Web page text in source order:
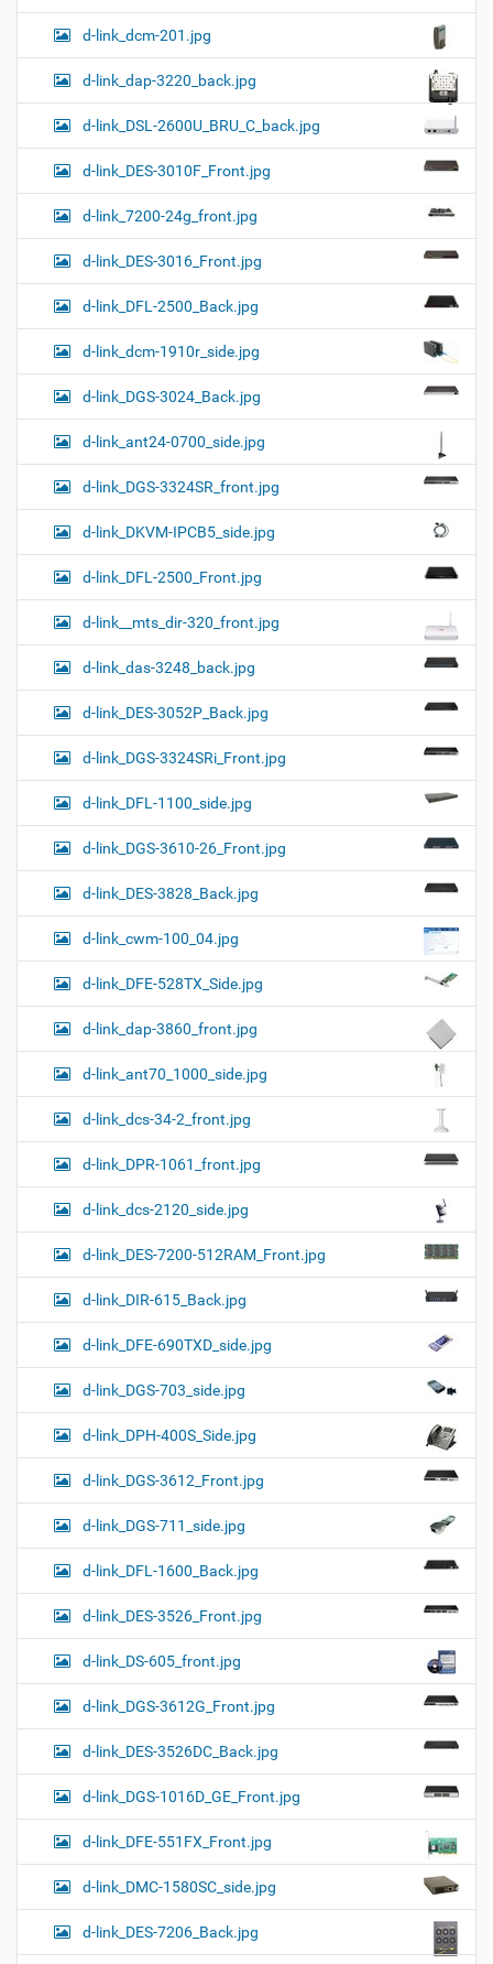
d-link_dcm-201.jpg
d-link_dap-3220_back.jpg
d-link_DSL-2600U_BRU_C_back.jpg
d-link_DES-3010F_Front.jpg
d-link_7200-24g_front.jpg
d-link_DES-3016_Front.jpg
d-link_DFL-2500_Back.jpg
d-link_dcm-1910r_side.jpg
d-link_DGS-3024_Back.jpg
d-link_ant24-0700_side.jpg
d-link_DGS-3324SR_front.jpg
d-link_DKVM-IPCB5_side.jpg
d-link_DFL-2500_Front.jpg
d-link__mts_dir-320_front.jpg
d-link_das-3248_back.jpg
d-link_DES-3052P_Back.jpg
d-link_DGS-3324SRi_Front.jpg
d-link_DFL-1100_side.jpg
d-link_DGS-3610-26_Front.jpg
d-link_DES-3828_Back.jpg
d-link_cwm-100_04.jpg
d-link_DFE-528TX_Side.jpg
d-link_dap-3860_front.jpg
d-link_ant70_1000_side.jpg
d-link_dcs-34-2_front.jpg
d-link_DPR-1061_front.jpg
d-link_dcs-2120_side.jpg
d-link_DES-7200-512RAM_Front.jpg
d-link_DIR-615_Back.jpg
d-link_DFE-690TXD_side.jpg
d-link_DGS-703_side.jpg
d-link_DPH-400S_Side.jpg
d-link_DGS-3612_Front.jpg
d-link_DGS-711_side.jpg
d-link_DFL-1600_Back.jpg
d-link_DES-3526_Front.jpg
d-link_DS-605_front.jpg
d-link_DGS-3612G_Front.jpg
d-link_DES-3526DC_Back.jpg
d-link_DGS-1016D_GE_Front.jpg
d-link_DFE-551FX_Front.jpg
d-link_DMC-1580SC_side.jpg
d-link_DES-7206_Back.jpg